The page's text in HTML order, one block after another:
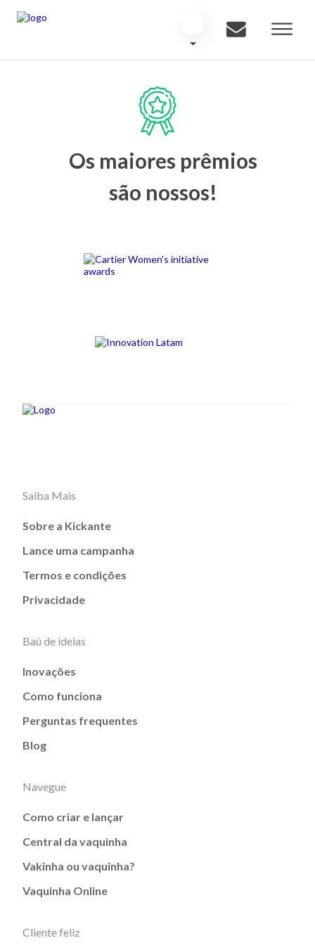
Os maiores prêmios
são nossos!
Saiba Mais
Sobre a Kickante
Lance uma campanha
Termos e condições
Privacidade
Baú de ideias
Inovações
Como funciona
Perguntas frequentes
Blog
Navegue
Como criar e lançar
Central da vaquinha
Vakinha ou vaquinha?
Vaquinha Online
Cliente feliz